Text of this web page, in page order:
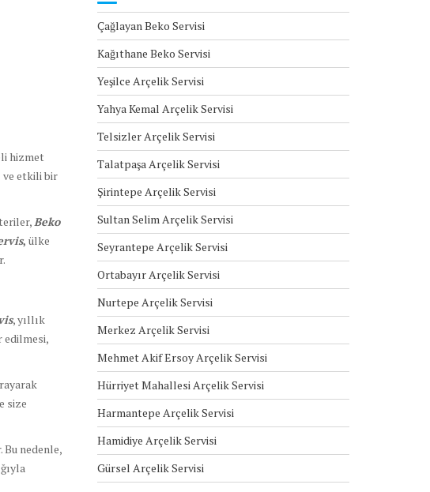
hizmet
ve etkili bir
Beko
, ülke
, yıllık
edilmesi,
size
nedenle,
Çağlayan Beko Servisi
Kağıthane Beko Servisi
Yeşilce Arçelik Servisi
Yahya Kemal Arçelik Servisi
Telsizler Arçelik Servisi
Talatpaşa Arçelik Servisi
Şirintepe Arçelik Servisi
Sultan Selim Arçelik Servisi
Seyrantepe Arçelik Servisi
Ortabayır Arçelik Servisi
Nurtepe Arçelik Servisi
Merkez Arçelik Servisi
Mehmet Akif Ersoy Arçelik Servisi
Hürriyet Mahallesi Arçelik Servisi
Harmantepe Arçelik Servisi
Hamidiye Arçelik Servisi
Gürsel Arçelik Servisi